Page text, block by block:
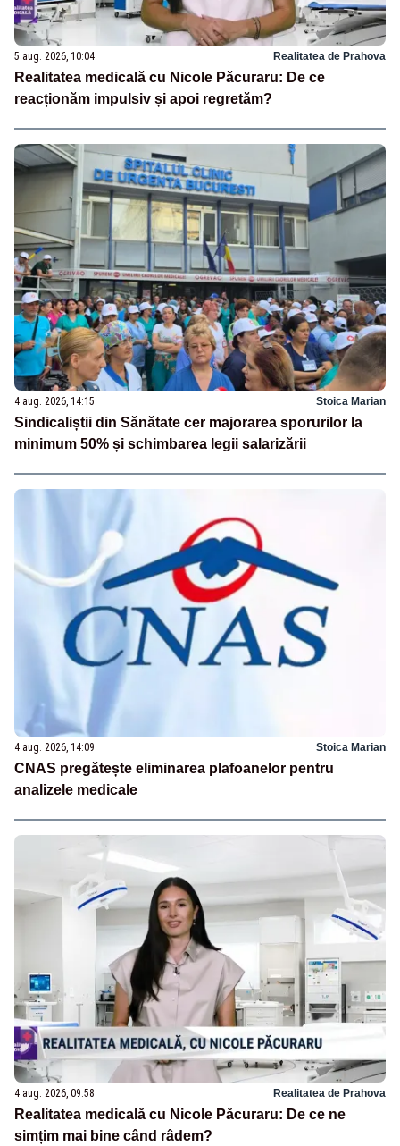
5 aug. 2026, 10:04 Realitatea de Prahova
Realitatea medicală cu Nicole Păcuraru: De ce
reacționăm impulsiv și apoi regretăm?
4 aug. 2026, 14:15 Stoica Marian
Sindicaliștii din Sănătate cer majorarea sporurilor la
minimum 50% și schimbarea legii salarizării
4 aug. 2026, 14:09 Stoica Marian
CNAS pregătește eliminarea plafoanelor pentru
analizele medicale
4 aug. 2026, 09:58 Realitatea de Prahova
Realitatea medicală cu Nicole Păcuraru: De ce ne
simțim mai bine când râdem?